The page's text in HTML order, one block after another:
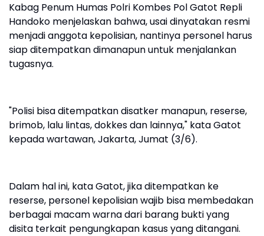
Kabag Penum Humas Polri Kombes Pol Gatot Repli
Handoko menjelaskan bahwa, usai dinyatakan resmi
menjadi anggota kepolisian, nantinya personel harus
siap ditempatkan dimanapun untuk menjalankan
tugasnya.
"Polisi bisa ditempatkan disatker manapun, reserse,
brimob, lalu lintas, dokkes dan lainnya," kata Gatot
kepada wartawan, Jakarta, Jumat (3/6).
Dalam hal ini, kata Gatot, jika ditempatkan ke
reserse, personel kepolisian wajib bisa membedakan
berbagai macam warna dari barang bukti yang
disita terkait pengungkapan kasus yang ditangani.